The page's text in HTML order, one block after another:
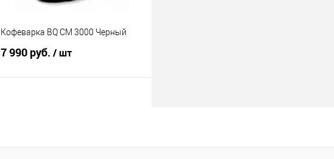
Кофеварка BQ CM 3000 Черный
7 990 руб. / шт
В избранное
В наличии